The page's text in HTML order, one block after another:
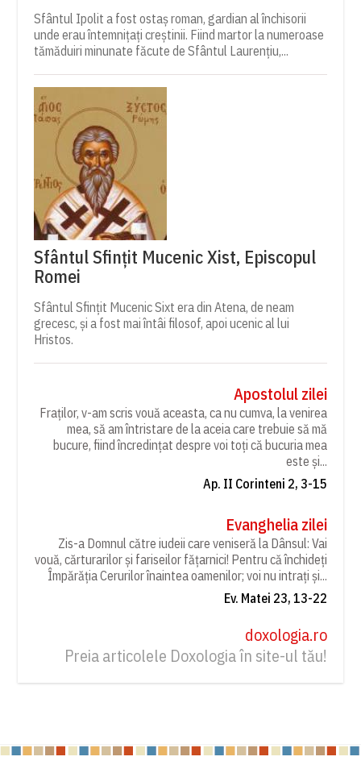
Sfântul Ipolit a fost ostaș roman, gardian al închisorii
unde erau întemnițați creștinii. Fiind martor la numeroase
tămăduiri minunate făcute de Sfântul Laurențiu,...
Sfântul Sfințit Mucenic Xist, Episcopul
Romei
Sfântul Sfințit Mucenic Sixt era din Atena, de neam
grecesc, și a fost mai întâi filosof, apoi ucenic al lui
Hristos.
Apostolul zilei
Fraților, v-am scris vouă aceasta, ca nu cumva, la venirea
mea, să am întristare de la aceia care trebuie să mă
bucure, fiind încredințat despre voi toți că bucuria mea
este și...
Ap. II Corinteni 2, 3-15
Evanghelia zilei
Zis-a Domnul către iudeii care veniseră la Dânsul: Vai
vouă, cărturarilor și fariseilor fățarnici! Pentru că închideți
Împărăția Cerurilor înaintea oamenilor; voi nu intrați și...
Ev. Matei 23, 13-22
doxologia.ro
Preia articolele Doxologia în site-ul tău!